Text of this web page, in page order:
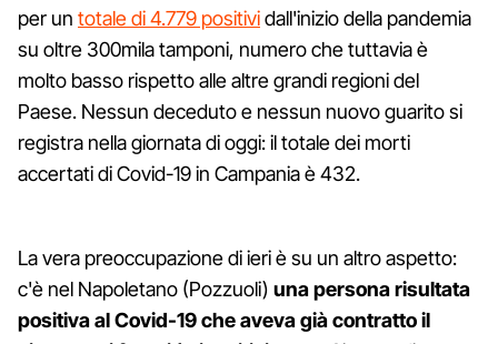
per un totale di 4.779 positividall'inizio della pandemia
su oltre 300mila tamponi, numero che tuttavia è
molto basso rispetto alle altre grandi regioni del
Paese. Nessun deceduto e nessun nuovo guarito si
registra nella giornata di oggi: il totale dei morti
accertati di Covid-19 in Campania è 432.
La vera preoccupazione di ieri è su un altro aspetto:
c'è nel Napoletano (Pozzuoli) una persona risultata
positiva al Covid-19 che aveva già contratto il